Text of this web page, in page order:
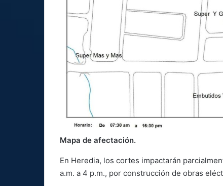
Mapa de afectación.
En Heredia, los cortes impactarán
a.m. a 4 p.m., por construcción de obras